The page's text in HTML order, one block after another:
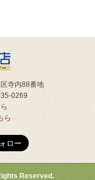
寺内88番地
0269
ら
Reserved.